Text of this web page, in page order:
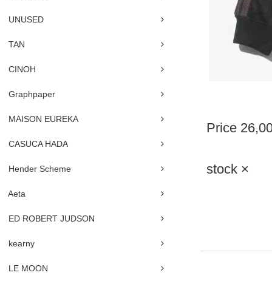
UNUSED
TAN
CINOH
Graphpaper
MAISON EUREKA
CASUCA HADA
Hender Scheme
Aeta
ED ROBERT JUDSON
kearny
LE MOON
Price
stock ×